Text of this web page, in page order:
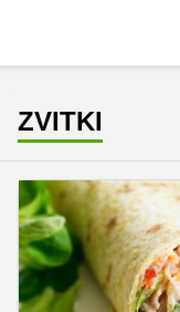
ZVITKI